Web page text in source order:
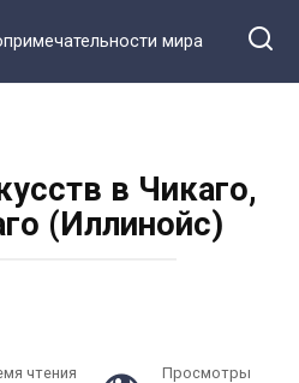
мира
в Чикаго,
(Иллинойс)
чтения Просмотры